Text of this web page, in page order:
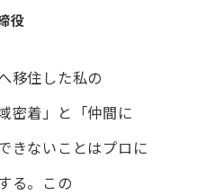
役
移住した​私の​
域密着」と​「仲間に​
きない​ことは​プロに​
。 この​